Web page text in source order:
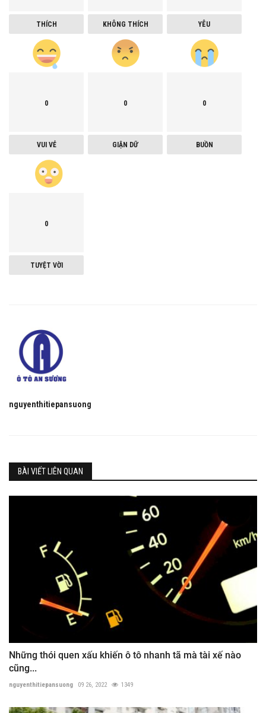
THÍCH KHÔNG THÍCH YÊU
0
VUI VẺ
0
GIẬN DỮ
0
BUỒN
0
TUYỆT VỜI
nguyenthitiepansuong
BÀI VIẾT LIÊN QUAN
Những thói quen xấu khiến ô tô nhanh tã mà tài xế nào
cũng...
nguyenthitiepansuong 09 26, 2022 1349